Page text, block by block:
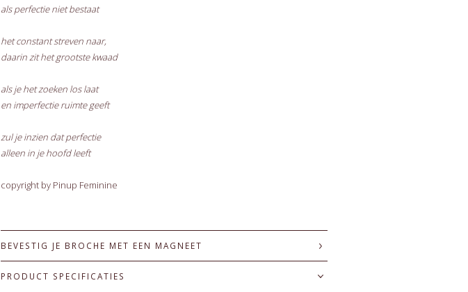
als perfectie niet bestaat
het constant streven naar,
daarin zit het grootste kwaad
als je het zoeken los laat
en imperfectie ruimte geeft
zul je inzien dat perfectie
alleen in je hoofd leeft
copyright by Pinup Feminine
BEVESTIG JE BROCHE MET EEN MAGNEET
PRODUCT SPECIFICATIES